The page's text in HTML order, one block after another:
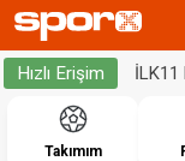
Hızlı Erişim İLK11
Takımım